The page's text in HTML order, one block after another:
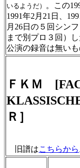
いるようだ）
。この
1991年2月21日、
月26日の５回シン
まで別プロ３回）
公演の録音は無いも
ＦＫＭ
Ｒ］
旧譜はこちらから